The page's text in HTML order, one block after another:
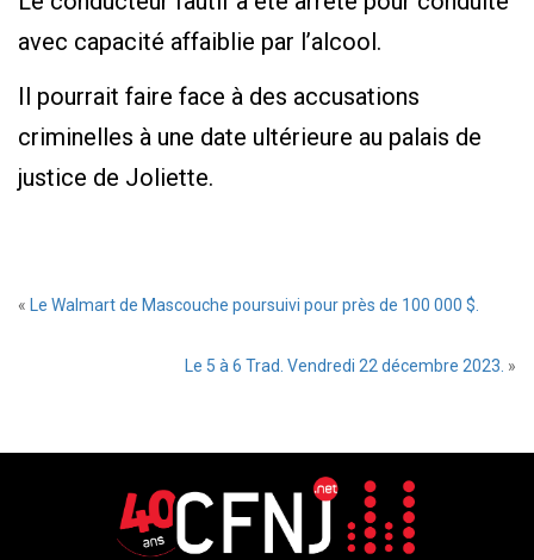
avec capacité affaiblie par l’alcool.
Il pourrait faire face à des accusations
criminelles à une date ultérieure au palais de
justice de Joliette.
« Le Walmart de Mascouche poursuivi pour près de 100 000 $.
Le 5 à 6 Trad. Vendredi 22 décembre 2023. »